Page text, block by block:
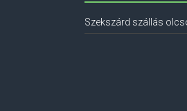
Szekszárd szállás